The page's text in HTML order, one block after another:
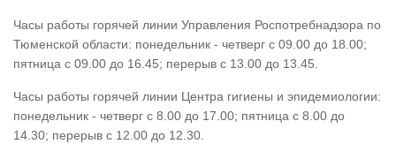
Часы работы горячей линии Управления Роспотребнадзора по
Тюменской области: понедельник - четверг с 09.00 до 18.00;
пятница с 09.00 до 16.45; перерыв с 13.00 до 13.45.
Часы работы горячей линии Центра гигиены и эпидемиологии:
понедельник - четверг с 8.00 до 17.00; пятница с 8.00 до
14.30; перерыв с 12.00 до 12.30.